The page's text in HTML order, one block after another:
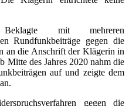
mit mehreren
Rundfunkbeiträge gegen die
an die Anschrift der Klägerin in
Mitte des Jahres 2020 nahm die
auf und zeigte dem
gegen die